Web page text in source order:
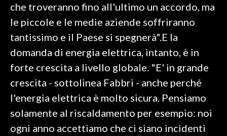
STORE
che troveranno fino all'ultimo un accordo, ma
le piccole e le medie aziende soffriranno
tantissimo e il Paese si spegnerà".E la
domanda di energia elettrica, intanto, è in
forte crescita a livello globale. "E' in grande
crescita - sottolinea Fabbri - anche perché
l'energia elettrica è molto sicura. Pensiamo
solamente al riscaldamento per esempio: noi
ogni anno accettiamo che ci siano incidenti